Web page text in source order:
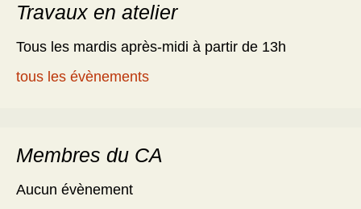
Travaux en atelier
Tous les mardis après-midi à partir de 13h
tous les évènements
Membres du CA
Aucun évènement